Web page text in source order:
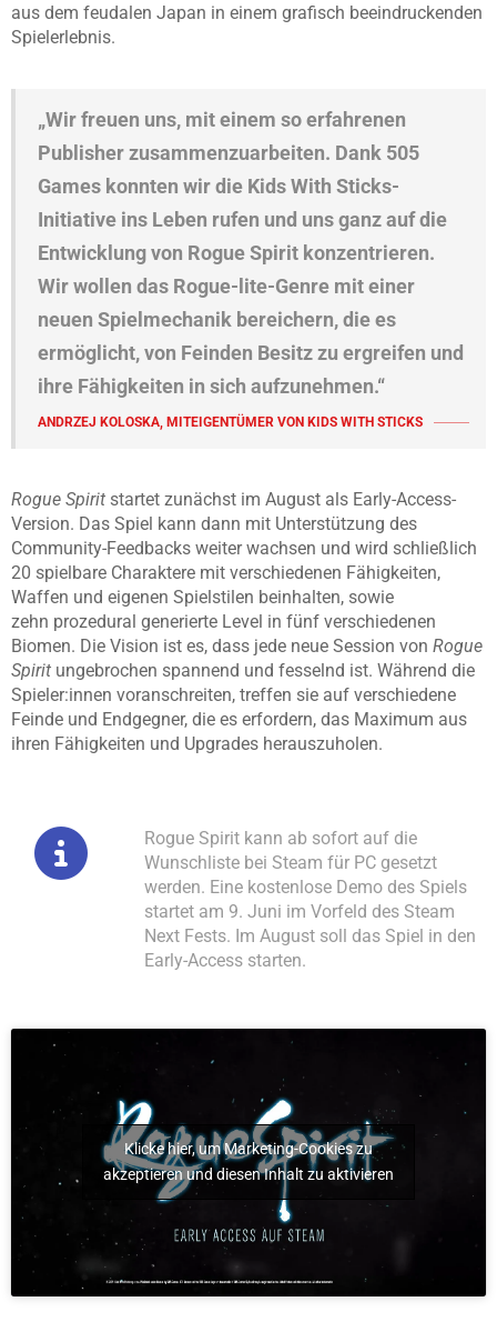
aus dem feudalen Japan in einem grafisch beeindruckenden
Spielerlebnis.
„Wir freuen uns, mit einem so erfahrenen
Publisher zusammenzuarbeiten. Dank 505
Games konnten wir die Kids With Sticks-
Initiative ins Leben rufen und uns ganz auf die
Entwicklung von Rogue Spirit konzentrieren.
Wir wollen das Rogue-lite-Genre mit einer
neuen Spielmechanik bereichern, die es
ermöglicht, von Feinden Besitz zu ergreifen und
ihre Fähigkeiten in sich aufzunehmen.“
ANDRZEJ KOLOSKA, MITEIGENTÜMER VON KIDS WITH STICKS
Rogue Spirit startet zunächst im August als Early-Access-
Version. Das Spiel kann dann mit Unterstützung des
Community-Feedbacks weiter wachsen und wird schließlich
20 spielbare Charaktere mit verschiedenen Fähigkeiten,
Waffen und eigenen Spielstilen beinhalten, sowie
zehn prozedural generierte Level in fünf verschiedenen
Biomen. Die Vision ist es, dass jede neue Session von Rogue
Spirit ungebrochen spannend und fesselnd ist. Während die
Spieler:innen voranschreiten, treffen sie auf verschiedene
Feinde und Endgegner, die es erfordern, das Maximum aus
ihren Fähigkeiten und Upgrades herauszuholen.
Rogue Spirit kann ab sofort auf die
Wunschliste bei Steam für PC gesetzt
werden. Eine kostenlose Demo des Spiels
startet am 9. Juni im Vorfeld des Steam
Next Fests. Im August soll das Spiel in den
Early-Access starten.
Klicke hier, um Marketing-Cookies zu
akzeptieren und diesen Inhalt zu aktivieren